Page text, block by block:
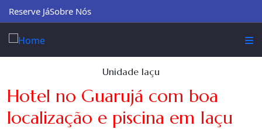
Reserve JáSobre Nós
Unidade Iaçu
Hotel no Guarujá com boa
localização e piscina em Iaçu